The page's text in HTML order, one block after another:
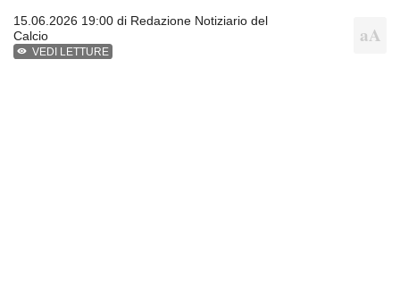
15.06.2026 19:00 di Redazione Notiziario del
Calcio
VEDI LETTURE